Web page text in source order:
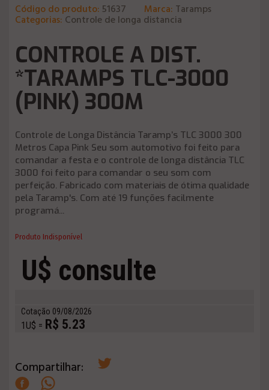
Código do produto: 51637 Marca: Taramps
Categorias: Controle de longa distancia
CONTROLE A DIST.
*TARAMPS TLC-3000
(PINK) 300M
Controle de Longa Distância Taramp’s TLC 3000 300
Metros Capa Pink Seu som automotivo foi feito para
comandar a festa e o controle de longa distância TLC
3000 foi feito para comandar o seu som com
perfeição. Fabricado com materiais de ótima qualidade
pela Taramp's. Com até 19 funções facilmente
programá...
Produto Indisponível
U$ consulte
Cotação 09/08/2026
1U$ = R$ 5.23
Compartilhar: